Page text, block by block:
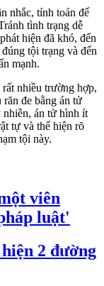
nhắc, tính toán để
tình trạng dễ
hiện đã khó, đến
tội trạng và đến
mạnh.
nhiều trường hợp,
đe bằng án tử
nhiên, án tử hình ít
tự và thể hiện rõ
tội này.
viên
luật'
2 đường